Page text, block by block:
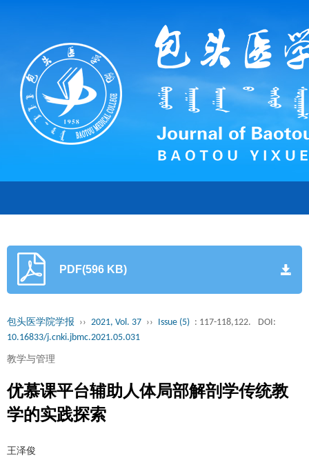
PDF(596 KB)
包头医学院学报 ›› 2021, Vol. 37 ›› Issue (5) : 117-118,122.
DOI:
10.16833/j.cnki.jbmc.2021.05.031
教学与管理
优慕课平台辅助人体局部解剖学传统教
学的实践探索
王泽俊